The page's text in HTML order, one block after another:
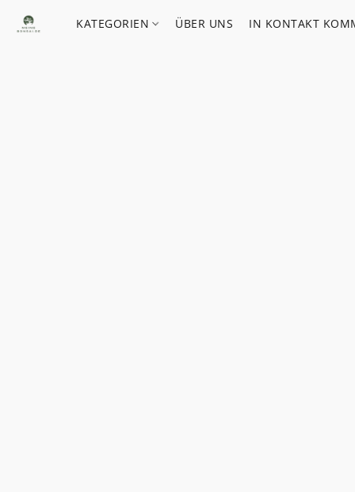
KATEGORIEN ÜBER UNS IN KONTAKT